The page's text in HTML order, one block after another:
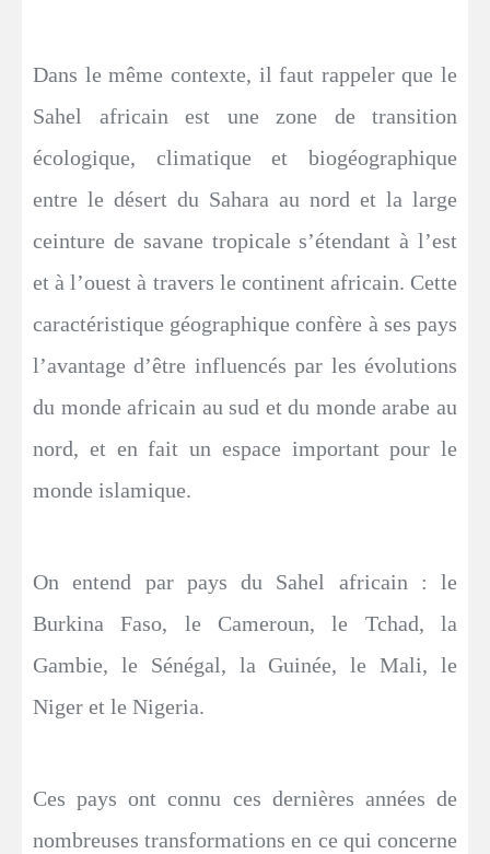
Dans le même contexte, il faut rappeler que le
Sahel africain est une zone de transition
écologique, climatique et biogéographique
entre le désert du Sahara au nord et la large
ceinture de savane tropicale s’étendant à l’est
et à l’ouest à travers le continent africain. Cette
caractéristique géographique confère à ses pays
l’avantage d’être influencés par les évolutions
du monde africain au sud et du monde arabe au
nord, et en fait un espace important pour le
monde islamique.
On entend par pays du Sahel africain : le
Burkina Faso, le Cameroun, le Tchad, la
Gambie, le Sénégal, la Guinée, le Mali, le
Niger et le Nigeria.
Ces pays ont connu ces dernières années de
nombreuses transformations en ce qui concerne